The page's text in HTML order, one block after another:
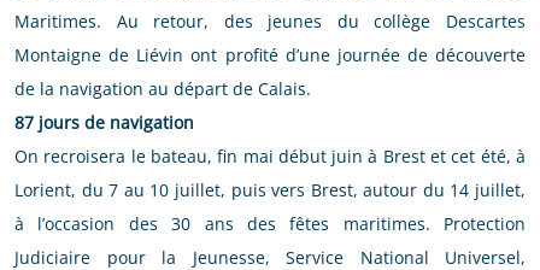
Maritimes. Au retour, des jeunes du collège Descartes
Montaigne de Liévin ont profité d’une journée de découverte
de la navigation au départ de Calais.
87 jours de navigation
On recroisera le bateau, fin mai début juin à Brest et cet été, à
Lorient, du 7 au 10 juillet, puis vers Brest, autour du 14 juillet,
à l’occasion des 30 ans des fêtes maritimes. Protection
Judiciaire pour la Jeunesse, Service National Universel,